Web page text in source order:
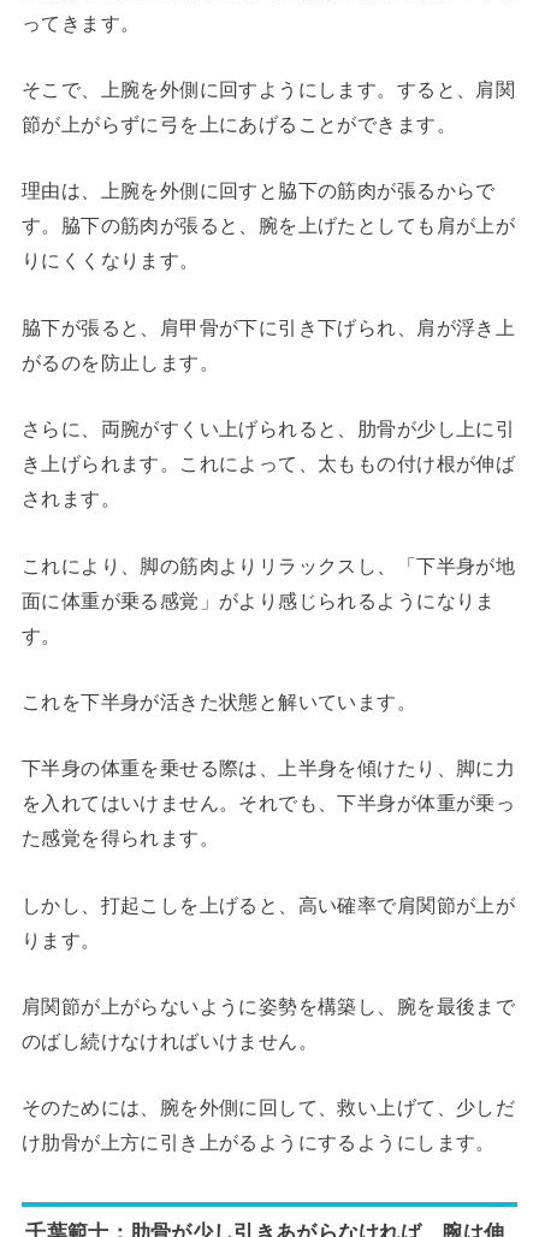
ってきます。
そこで、上腕を外側に回すようにします。すると、肩関
節が上がらずに弓を上にあげることができます。
理由は、上腕を外側に回すと脇下の筋肉が張るからで
す。脇下の筋肉が張ると、腕を上げたとしても肩が上が
りにくくなります。
脇下が張ると、肩甲骨が下に引き下げられ、肩が浮き上
がるのを防止します。
さらに、両腕がすくい上げられると、肋骨が少し上に引
き上げられます。これによって、太ももの付け根が伸ば
されます。
これにより、脚の筋肉よりリラックスし、「下半身が地
面に体重が乗る感覚」がより感じられるようになりま
す。
これを下半身が活きた状態と解いています。
下半身の体重を乗せる際は、上半身を傾けたり、脚に力
を入れてはいけません。それでも、下半身が体重が乗っ
た感覚を得られます。
しかし、打起こしを上げると、高い確率で肩関節が上が
ります。
肩関節が上がらないように姿勢を構築し、腕を最後まで
のばし続けなければいけません。
そのためには、腕を外側に回して、救い上げて、少しだ
け肋骨が上方に引き上がるようにするようにします。
千葉範士：肋骨が少し引きあがらなければ、腕は伸